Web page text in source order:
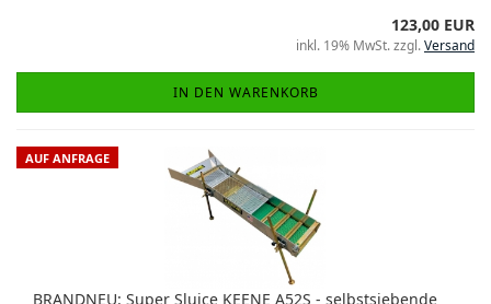
123,00 EUR
inkl. 19% MwSt. zzgl.Versand
IN DEN WARENKORB
AUF ANFRAGE
BRANDNEU: Super Sluice KEENE A52S - selbstsiebende